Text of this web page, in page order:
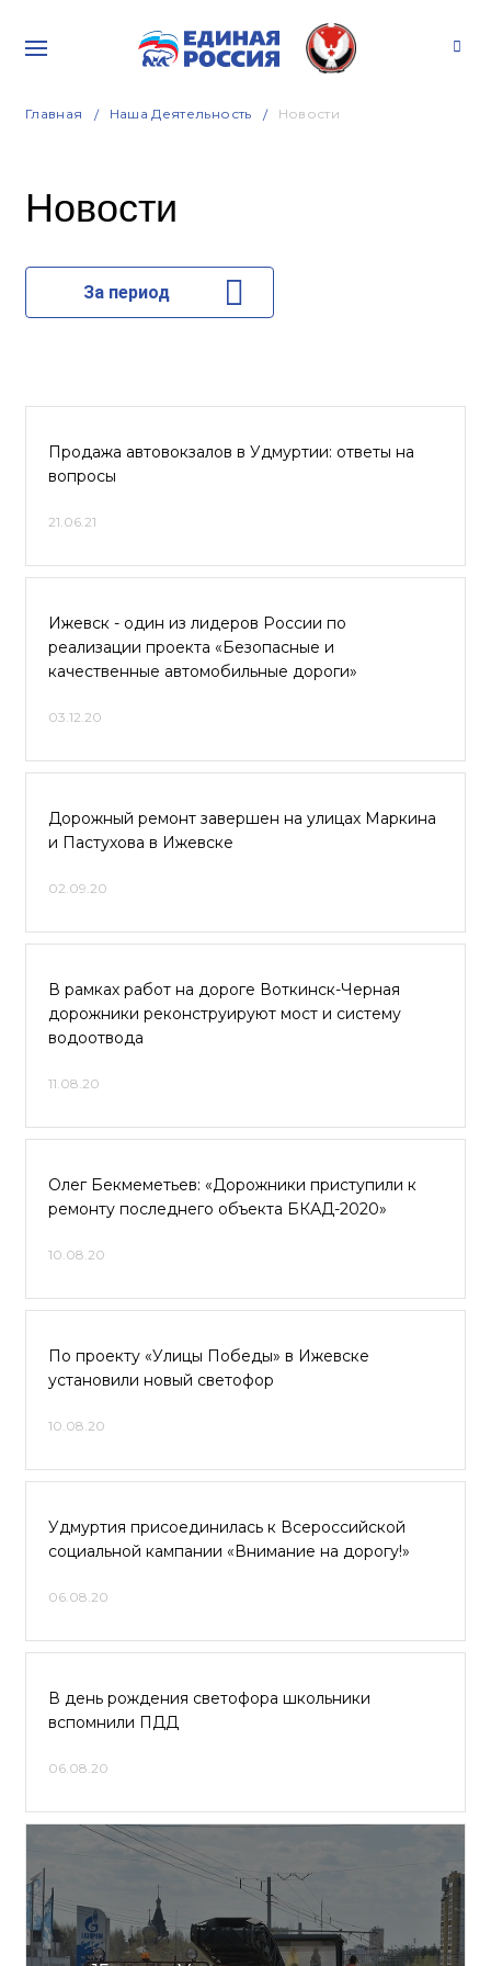
Главная Наша Деятельность Новости
Новости
За период
Продажа автовокзалов в Удмуртии: ответы на
вопросы
21.06.21
Ижевск - один из лидеров России по
реализации проекта «Безопасные и
качественные автомобильные дороги»
03.12.20
Дорожный ремонт завершен на улицах Маркина
и Пастухова в Ижевске
02.09.20
В рамках работ на дороге Воткинск-Черная
дорожники реконструируют мост и систему
водоотвода
11.08.20
Олег Бекмеметьев: «Дорожники приступили к
ремонту последнего объекта БКАД-2020»
10.08.20
По проекту «Улицы Победы» в Ижевске
установили новый светофор
10.08.20
Удмуртия присоединилась к Всероссийской
социальной кампании «Внимание на дорогу!»
06.08.20
В день рождения светофора школьники
вспомнили ПДД
06.08.20